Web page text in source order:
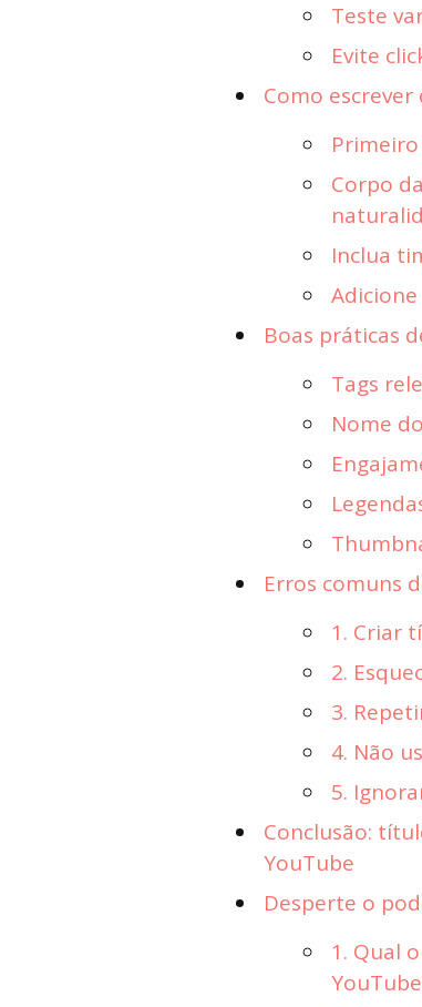
Teste
Evite
Como
Corpo
Inclua
Boas práticas
Tags
Nome
Erros comuns
1. Criar
2.
3.
4. Não
5.
Conclusão:
YouTube
Desperte o
1. Qual